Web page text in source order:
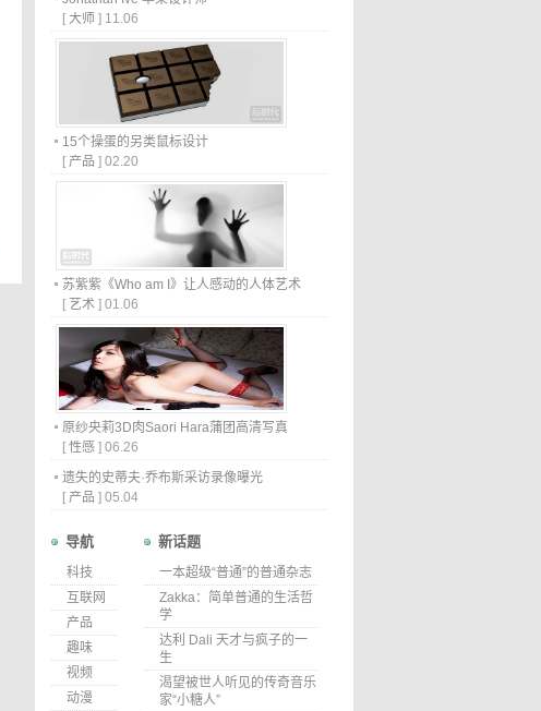
[ 大师 ] 11.06
15个操蛋的另类鼠标设计
[ 产品 ] 02.20
苏紫紫《Who am I》让人感动的人体艺术
[ 艺术 ] 01.06
原纱央莉3D肉Saori Hara蒲团高清写真
[ 性感 ] 06.26
遗失的史蒂夫·乔布斯采访录像曝光
[ 产品 ] 05.04
导航
科技
互联网
产品
趣味
视频
动漫
新话题
一本超级“普通”的普通杂志
Zakka：简单普通的生活哲
学
达利 Dali 天才与疯子的一
生
渴望被世人听见的传奇音乐
家“小糖人”